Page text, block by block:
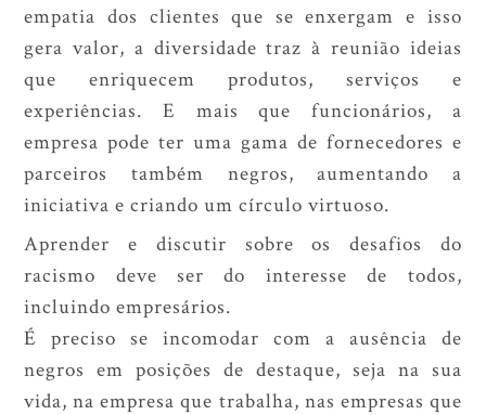
empatia dos clientes que se enxergam e isso
gera valor, a diversidade traz à reunião ideias
que enriquecem produtos, serviços e
experiências. E mais que funcionários, a
empresa pode ter uma gama de fornecedores e
parceiros também negros, aumentando a
iniciativa e criando um círculo virtuoso.
Aprender e discutir sobre os desafios do
racismo deve ser do interesse de todos,
incluindo empresários.
É preciso se incomodar com a ausência de
negros em posições de destaque, seja na sua
vida, na empresa que trabalha, nas empresas que